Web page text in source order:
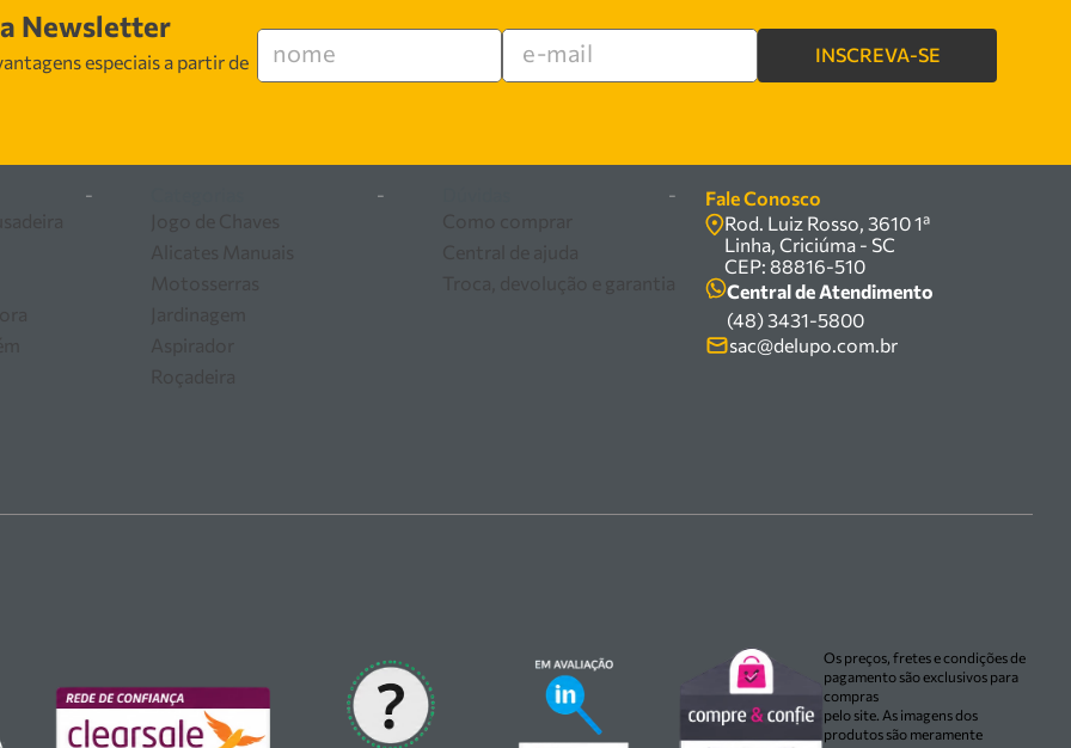
especializada em vendas, suporte técnico e
inovação e qualidade em cada atendimento. Encontre
e equipamentos para o seu negócio.
Newsletter
especiais a partir de
INSCREVA-SE
-
-
-
Fale Conosco
Rod. Luiz Rosso, 3610 1ª
Linha, Criciúma - SC
CEP: 88816-510
Central de Atendimento
(48) 3431-5800
sac@delupo.com.br
Os preços, fretes e condições de
pagamento são exclusivos para
compras
pelo site. As imagens dos
produtos são meramente